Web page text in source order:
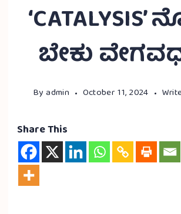
‘CATALYSIS’
ಬೇಕು
By admin October 11, 2024
Share This